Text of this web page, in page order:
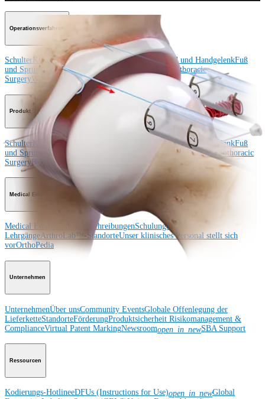
Operationsverfahren
Schulter Knie Ellenbogen Schulterendoprothetik Hand und HandgelenkFuß
und SprunggelenkTrauma Hüfte
Cardiothoracic
SurgeryWirbelsäule
Produkt
Schulter Knie Ellenbogen Hand und HandgelenkFuß
und Sprunggelenk
Herz-ThoraxchirurgieCardiothoracic
SurgeryBildgebung & Resektion
Medical Education
Medical Education KursbeschreibungenSchulungen &
LehrgängeArthroLab™-StandorteUnser klinisches Personal stellt sich
vorOrthoPedia
Unternehmen
UnternehmenÜber unsCommunity EventsGlobale Offenlegung der
LieferketteStandorteFörderungProduktsicherheit Risikomanagement &
ComplianceVirtual Patent MarkingNewsroomopen_in_newSBA Support
Ressourcen
Kodierungs-HotlineeDFUs (Instructions for Use)open_in_newGlobal